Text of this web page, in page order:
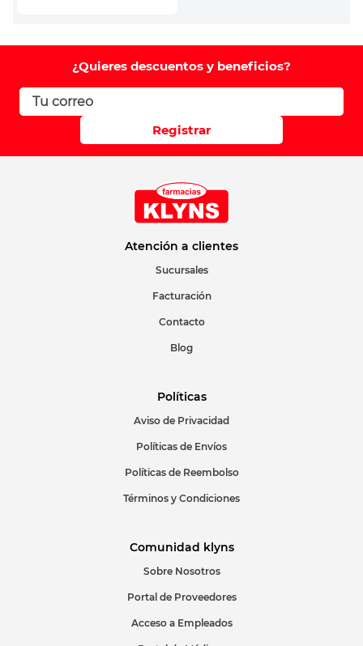
¿Quieres descuentos y beneficios?
Registrar
Atención a clientes
Sucursales
Facturación
Contacto
Blog
Políticas
Aviso de Privacidad
Políticas de Envíos
Políticas de Reembolso
Términos y Condiciones
Comunidad klyns
Sobre Nosotros
Portal de Proveedores
Acceso a Empleados